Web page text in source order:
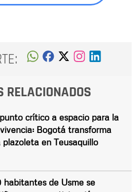
RELACIONADOS
crítico a espacio para la
Bogotá transforma
plazoleta en Teusaquillo
habitantes de Usme se